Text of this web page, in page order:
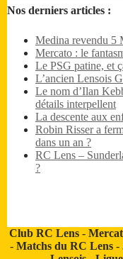
Nos derniers articles :
Medina revendu 5
Mercato : le
Le PSG patine, et
L’ancien Lensois
Le nom d’Ilan
détails interpellent
La descente aux
Robin Risser a
dans un an ?
RC Lens –
?
Club RC Lens -
- Matchs du RC Lens-